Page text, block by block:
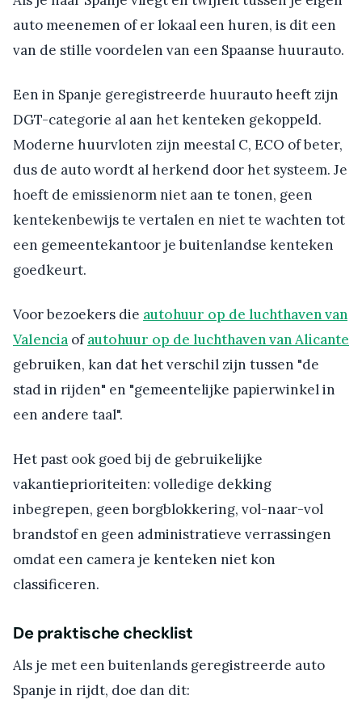
auto meenemen of er lokaal een huren, is dit een
van de stille voordelen van een Spaanse huurauto.
Een in Spanje geregistreerde huurauto heeft zijn
DGT-categorie al aan het kenteken gekoppeld.
Moderne huurvloten zijn meestal C, ECO of beter,
dus de auto wordt al herkend door het systeem. Je
hoeft de emissienorm niet aan te tonen, geen
kentekenbewijs te vertalen en niet te wachten tot
een gemeentekantoor je buitenlandse kenteken
goedkeurt.
Voor bezoekers die autohuur op de luchthaven van
Valencia ofautohuur op de luchthaven van Alicante
gebruiken, kan dat het verschil zijn tussen "de
stad in rijden" en "gemeentelijke papierwinkel in
een andere taal".
Het past ook goed bij de gebruikelijke
vakantieprioriteiten: volledige dekking
inbegrepen, geen borgblokkering, vol-naar-vol
brandstof en geen administratieve verrassingen
omdat een camera je kenteken niet kon
classificeren.
De praktische checklist
Als je met een buitenlands geregistreerde auto
Spanje in rijdt, doe dan dit: